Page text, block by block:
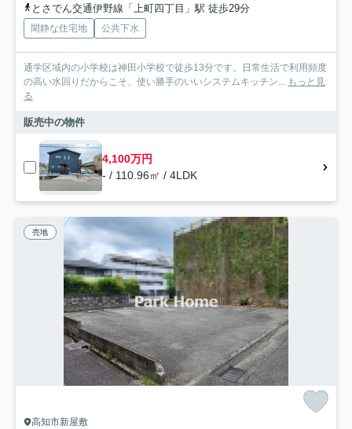
とさでん交通伊野線「上町四丁目」駅 徒歩29分
閑静な住宅地 公共下水
通学区域内の小学校は神田小学校で徒歩13分です。日常生活で利用頻度
の高い水回りだからこそ、使い勝手のいいシステムキッチン... もっと見
る
販売中の物件
4,100万円
- / 110.96㎡ / 4LDK
売地
高知市新屋敷